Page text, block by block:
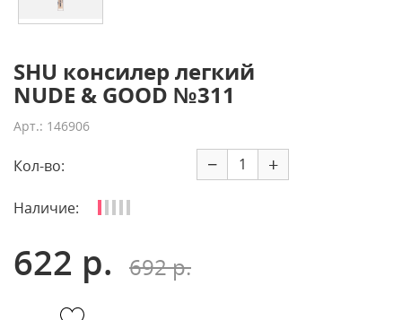
SHU консилер легкий
NUDE & GOOD №311
Арт.: 146906
Кол-во: − +
Наличие:
622 р. 692 р.